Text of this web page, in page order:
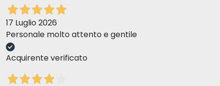
17 Luglio 2026
Personale molto attento e gentile
Acquirente verificato